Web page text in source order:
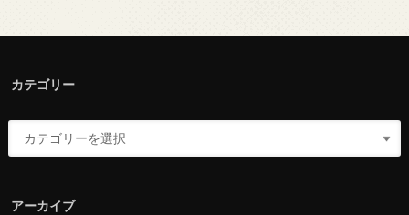
カテゴリー
アーカイブ